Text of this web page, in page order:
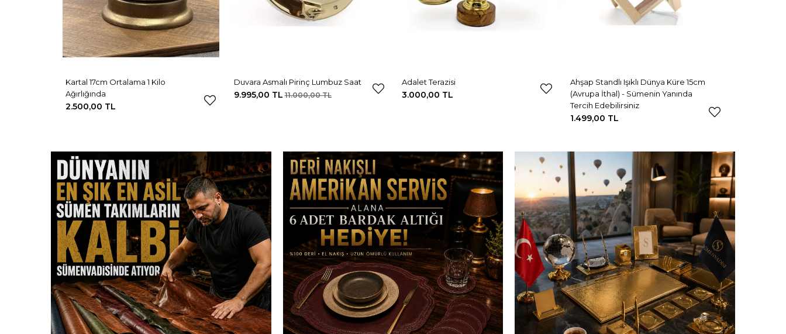
Kartal 17cm Ortalama 1 Kilo
Ağırlığında
2.500,00 TL
Duvara Asmalı Pirinç Lumbuz Saat
9.995,00 TL 11.000,00 TL
Adalet Terazisi
3.000,00 TL
Ahşap Standlı Işıklı Dünya Küre 15cm
(Avrupa İthal) - Sümenin Yanında
Tercih Edebilirsiniz
1.499,00 TL